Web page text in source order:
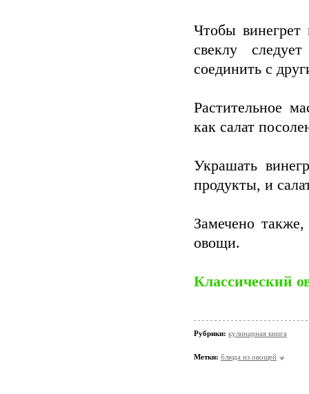
Чтобы винегрет
свеклу
соединить с
Растительное
как салат
Украшать
продукты, и
Замечено
овощи.
Классический
Рубрики: кулинарная книга
Метки: блюда из овощей